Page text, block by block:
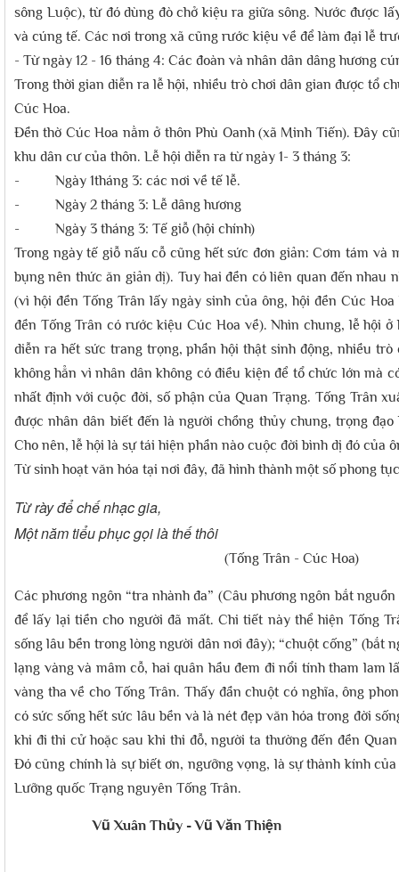
sông Luộc), từ đó dùng đò chở kiệu ra giữa sông. Nước được
và cúng tế. Các nơi trong xã cũng rước kiệu về để làm đại lễ
- Từ ngày 12 - 16 tháng 4: Các đoàn và nhân dân dâng hương
Trong thời gian diễn ra lễ hội, nhiều trò chơi dân gian được tổ
Cúc Hoa.
Đền thờ Cúc Hoa nằm ở thôn Phù Oanh (xã Minh Tiến). Đây
khu dân cư của thôn. Lễ hội diễn ra từ ngày 1- 3 tháng 3:
- Ngày 1tháng 3: các nơi về tế lễ.
- Ngày 2 tháng 3: Lễ dâng hương
- Ngày 3 tháng 3: Tế giỗ (hội chính)
Trong ngày tế giỗ nấu cỗ cũng hết sức đơn giản: Cơm tám
bụng nên thức ăn giản dị). Tuy hai đền có liên quan đến nhau
(vì hội đền Tống Trân lấy ngày sinh của ông, hội đền Cúc
đền Tống Trân có rước kiệu Cúc Hoa về). Nhìn chung, lễ hội
diễn ra hết sức trang trọng, phần hội thật sinh động, nhiều
không hẳn vì nhân dân không có điều kiện để tổ chức lớn mà
nhất định với cuộc đời, số phận của Quan Trạng. Tống Trân
được nhân dân biết đến là người chồng thủy chung, trọng
Cho nên, lễ hội là sự tái hiện phần nào cuộc đời bình dị đó của
Từ sinh hoạt văn hóa tại nơi đây, đã hình thành một số phong
Từ rày để chế nhạc gia,
Một năm tiểu phục gọi là thế thôi
(Tống Trân - Cúc Hoa)
Các phương ngôn “tra nhành đa” (Câu phương ngôn bắt
để lấy lại tiền cho người đã mất. Chi tiết này thể hiện Tống
sống lâu bền trong lòng người dân nơi đây); “chuột cống” (bắt
lạng vàng và mâm cỗ, hai quân hầu đem đi nổi tính tham lam
vàng tha về cho Tống Trân. Thấy đần chuột có nghĩa, ông
có sức sống hết sức lâu bền và là nét đẹp văn hóa trong đời
khi đi thi cử hoặc sau khi thi đỗ, người ta thường đến đền
Đó cũng chính là sự biết ơn, ngưỡng vọng, là sự thành kính
Lưỡng quốc Trạng nguyên Tống Trân.
Vũ Xuân Thủy - Vũ Văn Thiện